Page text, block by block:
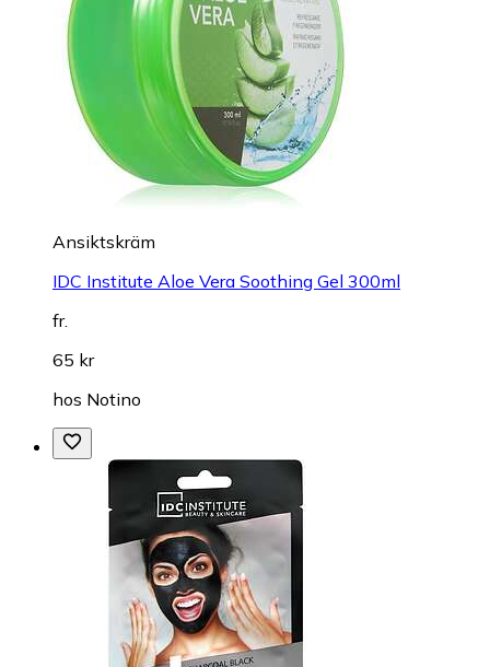
Ansiktskräm
IDC Institute Aloe Vera Soothing Gel 300ml
fr.
65 kr
hos Notino